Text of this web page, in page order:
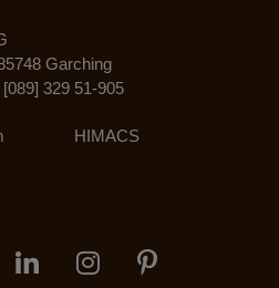
Garching
329 51-905
HIMACS